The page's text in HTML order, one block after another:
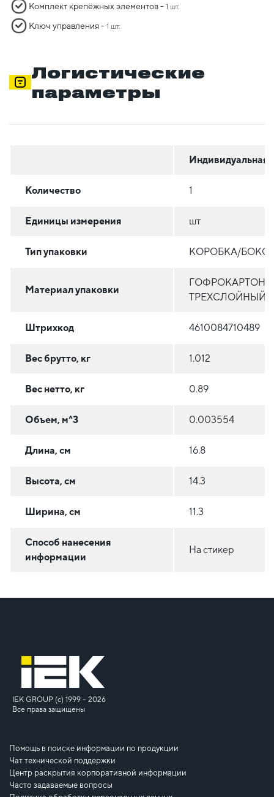
Комплект крепёжных элементов - 1 шт.
Ключ управления - 1 шт.
Логистические
параметры
Индивидуальная
Количество 1
Единицы измерения шт
Тип упаковки КОРОБКА/БОКС
Материал упаковки
ГОФРОКАРТОН
ТРЕХСЛОЙНЫЙ
Штрихкод 4610084710489
Вес брутто, кг 1.012
Вес нетто, кг 0.89
Объем, м^3 0.003554
Длина, см 16.8
Высота, см 14.3
Ширина, см 11.3
Способ нанесения
информации
На стикер
IEK GROUP (c) 1999 – 2026
Все права защищены
Помощь в поиске информации по продукции
Чат технической поддержки
Центр раскрытия корпоративной информации
Часто задаваемые вопросы